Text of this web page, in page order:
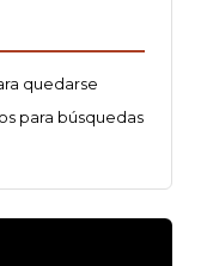
quedarse
para búsquedas